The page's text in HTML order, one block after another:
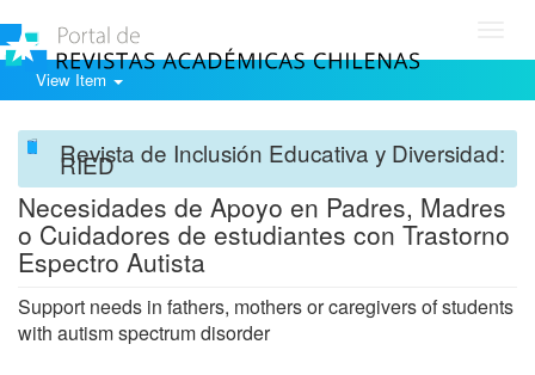
View Item
Revista de Inclusión Educativa y Diversidad:
RIED
Necesidades de Apoyo en Padres, Madres
o Cuidadores de estudiantes con Trastorno
Espectro Autista
Support needs in fathers, mothers or caregivers of students
with autism spectrum disorder